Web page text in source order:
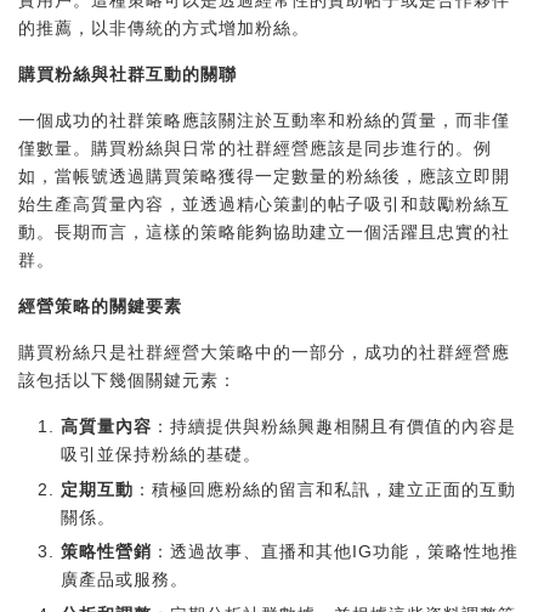
的推薦，以非傳統的方式增加粉絲。
購買粉絲與社群互動的關聯
一個成功的社群策略應該關注於互動率和粉絲的質量，而非僅
僅數量。購買粉絲與日常的社群經營應該是同步進行的。例
如，當帳號透過購買策略獲得一定數量的粉絲後，應該立即開
始生產高質量內容，並透過精心策劃的帖子吸引和鼓勵粉絲互
動。長期而言，這樣的策略能夠協助建立一個活躍且忠實的社
群。
經營策略的關鍵要素
購買粉絲只是社群經營大策略中的一部分，成功的社群經營應
該包括以下幾個關鍵元素：
高質量內容 ：持續提供與粉絲興趣相關且有價值的內容是
吸引並保持粉絲的基礎。
定期互動 ：積極回應粉絲的留言和私訊，建立正面的互動
關係。
策略性營銷 ：透過故事、直播和其他IG功能，策略性地推
廣產品或服務。